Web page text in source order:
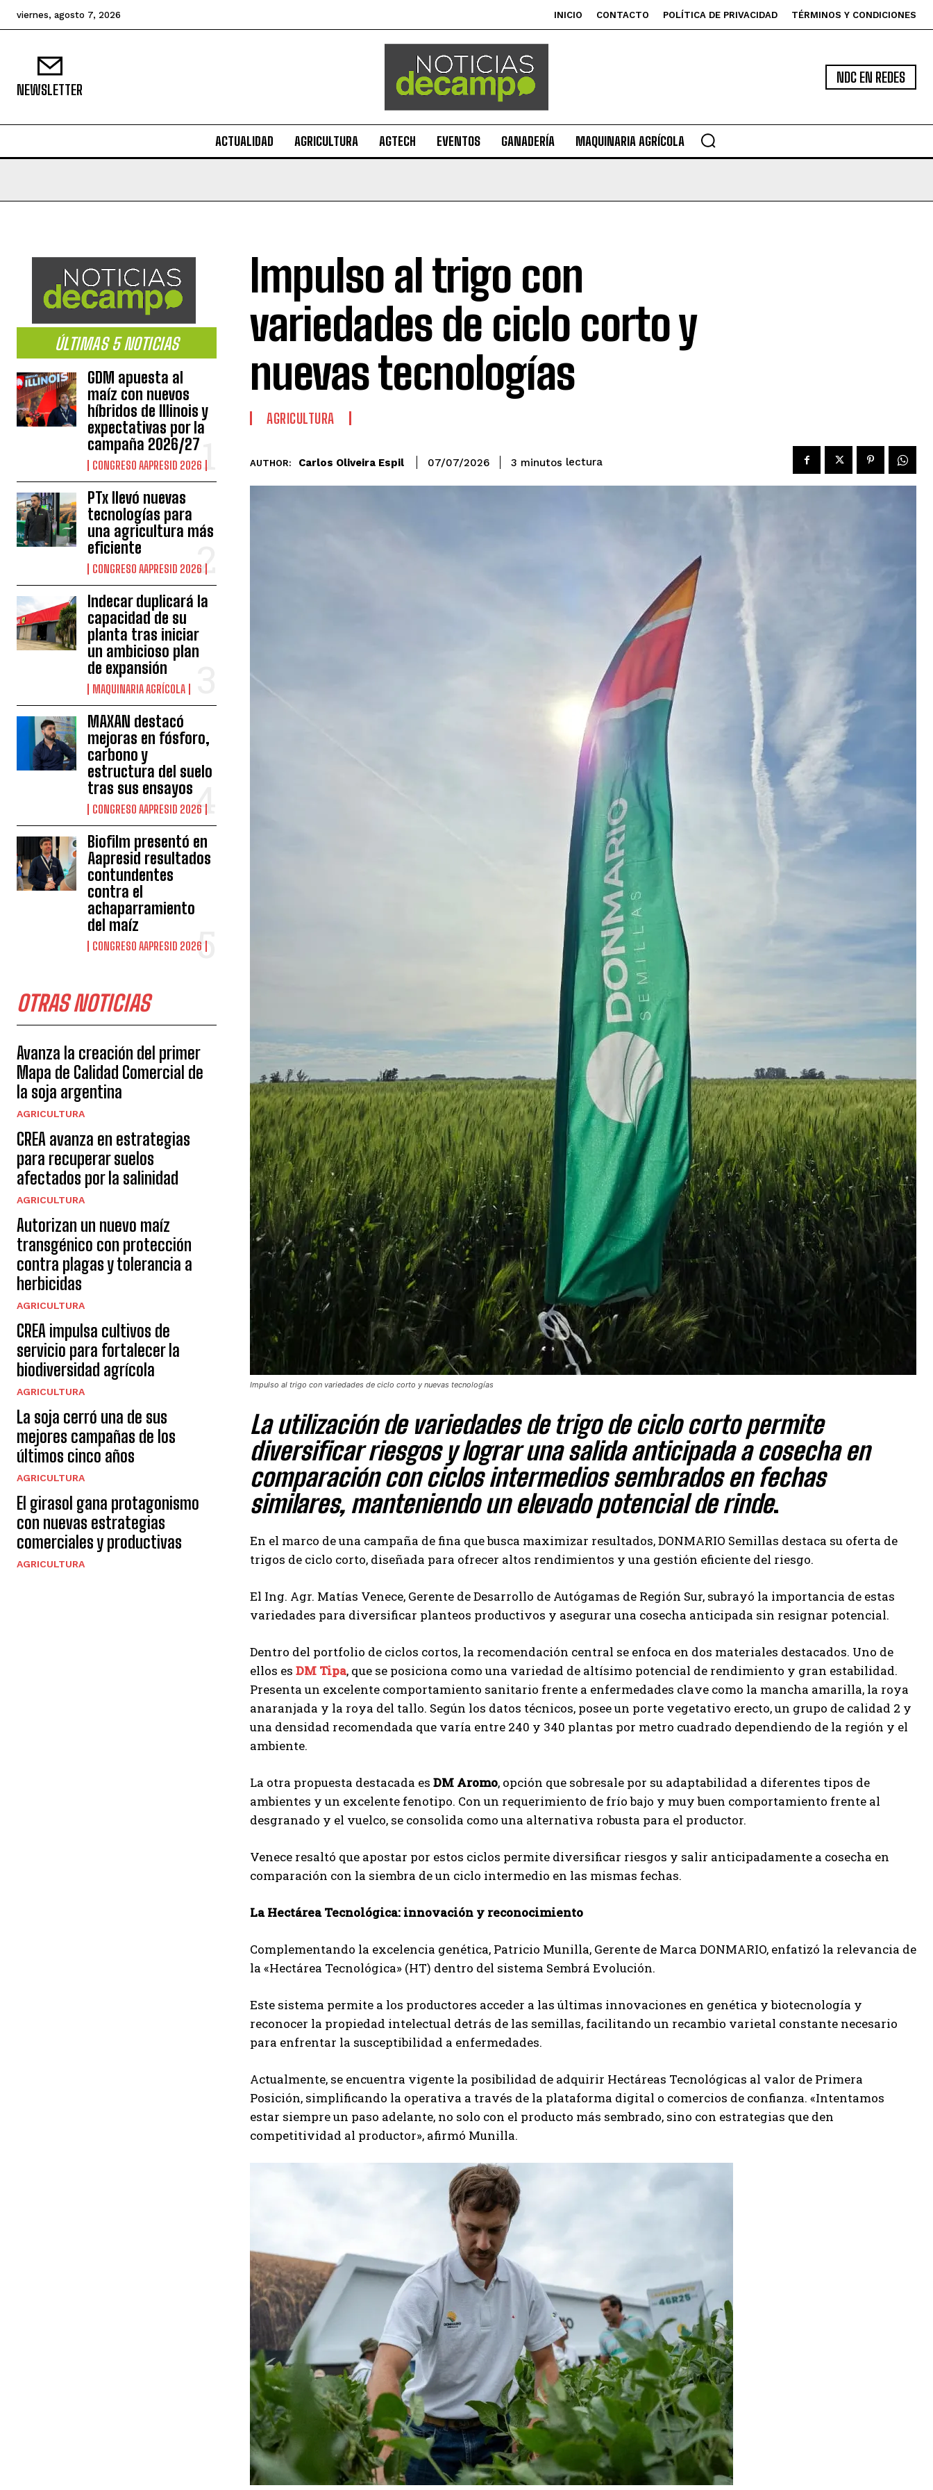
Suscribite al Newsletter
QUIERO SUSCRIBIRME
Leí y acepto laPolítica de Privacidad
viernes, agosto 7, 2026 INICIO CONTACTO POLÍTICA DE PRIVACIDAD TÉRMINOS Y CONDICIONES
NEWSLETTER
NDC EN REDES
ACTUALIDAD AGRICULTURA AGTECH EVENTOS GANADERÍA MAQUINARIA AGRÍCOLA
ÚLTIMAS 5 NOTICIAS
GDM apuesta al
maíz con nuevos
híbridos de Illinois y
expectativas por la
campaña 2026/27
CONGRESO AAPRESID 2026
PTx llevó nuevas
tecnologías para
una agricultura más
eficiente
CONGRESO AAPRESID 2026
Indecar duplicará la
capacidad de su
planta tras iniciar
un ambicioso plan
de expansión
MAQUINARIA AGRÍCOLA
MAXAN destacó
mejoras en fósforo,
carbono y
estructura del suelo
tras sus ensayos
CONGRESO AAPRESID 2026
Biofilm presentó en
Aapresid resultados
contundentes
contra el
achaparramiento
del maíz
CONGRESO AAPRESID 2026
OTRAS NOTICIAS
Avanza la creación del primer
Mapa de Calidad Comercial de
la soja argentina
AGRICULTURA
CREA avanza en estrategias
para recuperar suelos
afectados por la salinidad
AGRICULTURA
Autorizan un nuevo maíz
transgénico con protección
contra plagas y tolerancia a
herbicidas
AGRICULTURA
CREA impulsa cultivos de
servicio para fortalecer la
biodiversidad agrícola
AGRICULTURA
La soja cerró una de sus
mejores campañas de los
últimos cinco años
AGRICULTURA
El girasol gana protagonismo
con nuevas estrategias
comerciales y productivas
AGRICULTURA
Impulso al trigo con
variedades de ciclo corto y
nuevas tecnologías
AGRICULTURA
AUTHOR: Carlos Oliveira Espil 07/07/2026 3 minutos lectura
Impulso al trigo con variedades de ciclo corto y nuevas tecnologías
La utilización de variedades de trigo de ciclo corto permite
diversificar riesgos y lograr una salida anticipada a cosecha en
comparación con ciclos intermedios sembrados en fechas
similares, manteniendo un elevado potencial de rinde.
En el marco de una campaña de fina que busca maximizar resultados, DONMARIO Semillas destaca su oferta de
trigos de ciclo corto, diseñada para ofrecer altos rendimientos y una gestión eficiente del riesgo.
El Ing. Agr. Matías Venece, Gerente de Desarrollo de Autógamas de Región Sur, subrayó la importancia de estas
variedades para diversificar planteos productivos y asegurar una cosecha anticipada sin resignar potencial.
Dentro del portfolio de ciclos cortos, la recomendación central se enfoca en dos materiales destacados. Uno de
ellos es DM Tipa, que se posiciona como una variedad de altísimo potencial de rendimiento y gran estabilidad.
Presenta un excelente comportamiento sanitario frente a enfermedades clave como la mancha amarilla, la roya
anaranjada y la roya del tallo. Según los datos técnicos, posee un porte vegetativo erecto, un grupo de calidad 2 y
una densidad recomendada que varía entre 240 y 340 plantas por metro cuadrado dependiendo de la región y el
ambiente.
La otra propuesta destacada es DM Aromo, opción que sobresale por su adaptabilidad a diferentes tipos de
ambientes y un excelente fenotipo. Con un requerimiento de frío bajo y muy buen comportamiento frente al
desgranado y el vuelco, se consolida como una alternativa robusta para el productor.
Venece resaltó que apostar por estos ciclos permite diversificar riesgos y salir anticipadamente a cosecha en
comparación con la siembra de un ciclo intermedio en las mismas fechas.
La Hectárea Tecnológica: innovación y reconocimiento
Complementando la excelencia genética, Patricio Munilla, Gerente de Marca DONMARIO, enfatizó la relevancia de
la «Hectárea Tecnológica» (HT) dentro del sistema Sembrá Evolución.
Este sistema permite a los productores acceder a las últimas innovaciones en genética y biotecnología y
reconocer la propiedad intelectual detrás de las semillas, facilitando un recambio varietal constante necesario
para enfrentar la susceptibilidad a enfermedades.
Actualmente, se encuentra vigente la posibilidad de adquirir Hectáreas Tecnológicas al valor de Primera
Posición, simplificando la operativa a través de la plataforma digital o comercios de confianza. «Intentamos
estar siempre un paso adelante, no solo con el producto más sembrado, sino con estrategias que den
competitividad al productor», afirmó Munilla.